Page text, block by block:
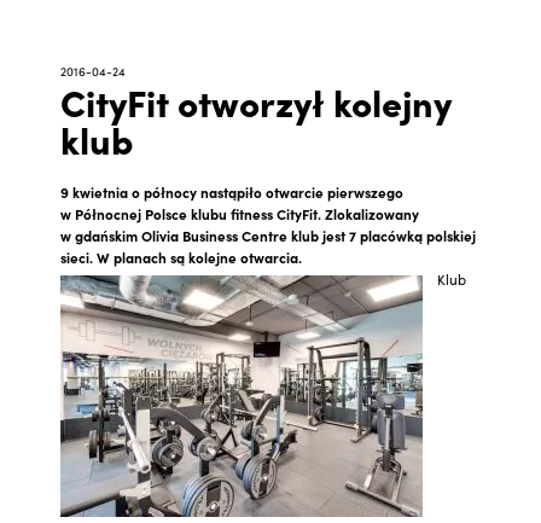
2016-04-24
CityFit otworzył kolejny
klub
9 kwietnia o północy nastąpiło otwarcie pierwszego
w Północnej Polsce klubu fitness CityFit. Zlokalizowany
w gdańskim Olivia Business Centre klub jest 7 placówką polskiej
sieci. W planach są kolejne otwarcia.
Klub